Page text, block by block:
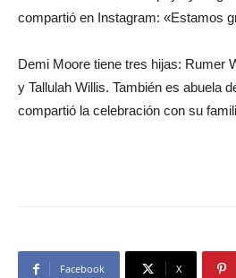
compartió en Instagram: «Estamos
Demi Moore tiene tres hijas: Rumer
y Tallulah Willis. También es abuela
compartió la celebración con su
Facebook X